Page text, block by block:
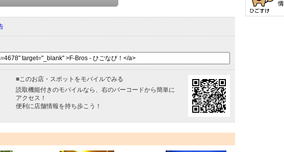
■このお店・スポットをモバイルでみる
読取機能付きのモバイルなら、右のバーコードから簡単に
アクセス！
便利に店舗情報を持ち歩こう！